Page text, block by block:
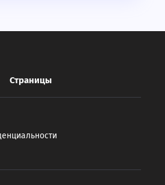
Страницы